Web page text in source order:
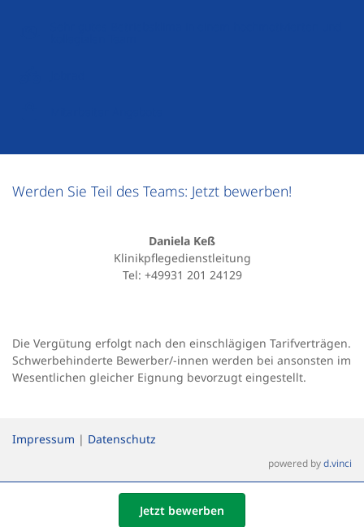
Werden Sie Teil des Teams: Jetzt bewerben!
Daniela Keß
Klinikpflegedienstleitung
Tel: +49931 201 24129
Die Vergütung erfolgt nach den einschlägigen Tarifverträgen.
Schwerbehinderte Bewerber/-innen werden bei ansonsten im
Wesentlichen gleicher Eignung bevorzugt eingestellt.
Jetzt bewerben
Impressum | Datenschutz
powered byd.vinci